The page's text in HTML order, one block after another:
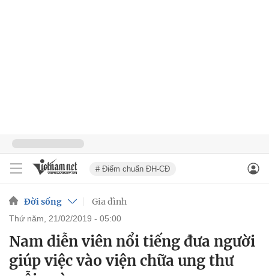
# Điểm chuẩn ĐH-CĐ
Đời sống Gia đình
thứ năm, 21/02/2019 - 05:00
Nam diễn viên nổi tiếng đưa người
giúp việc vào viện chữa ung thư